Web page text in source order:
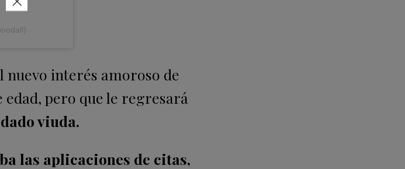
interés amoroso de
pero que le regresará
viuda.
las aplicaciones de citas,